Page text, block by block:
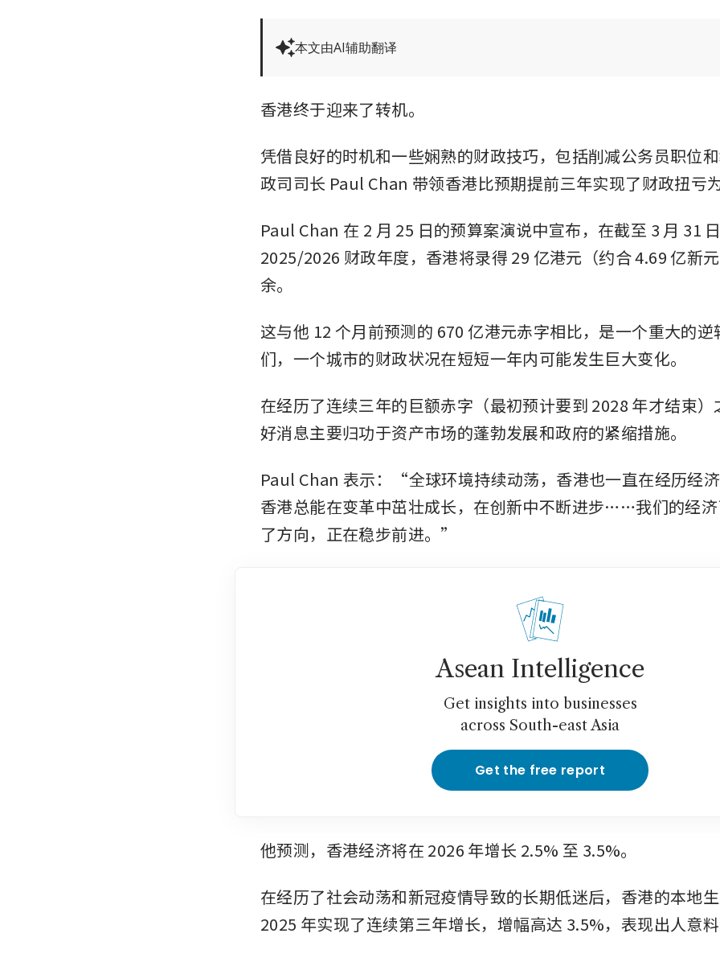
本文由AI辅助翻译
香港终于迎来了转机。
凭借良好的时机和一些娴熟的财政技巧，包括削减公务员职位
政司司长 Paul Chan 带领香港比预期提前三年实现了财政扭亏
Paul Chan 在 2 月 25 日的预算案演说中宣布，在截至 3 月 31
2025/2026 财政年度，香港将录得 29 亿港元（约合 4.69 亿新
余。
这与他 12 个月前预测的 670 亿港元赤字相比，是一个重大的
们，一个城市的财政状况在短短一年内可能发生巨大变化。
在经历了连续三年的巨额赤字（最初预计要到 2028 年才结束
好消息主要归功于资产市场的蓬勃发展和政府的紧缩措施。
Paul Chan 表示：“全球环境持续动荡，香港也一直在经历经
香港总能在变革中茁壮成长，在创新中不断进步……我们的经
了方向，正在稳步前进。”
Asean Intelligence
Get insights into businesses
across South-east Asia
Get the free report
他预测，香港经济将在 2026 年增长 2.5% 至 3.5%。
在经历了社会动荡和新冠疫情导致的长期低迷后，香港的本地
2025 年实现了连续第三年增长，增幅高达 3.5%，表现出人意